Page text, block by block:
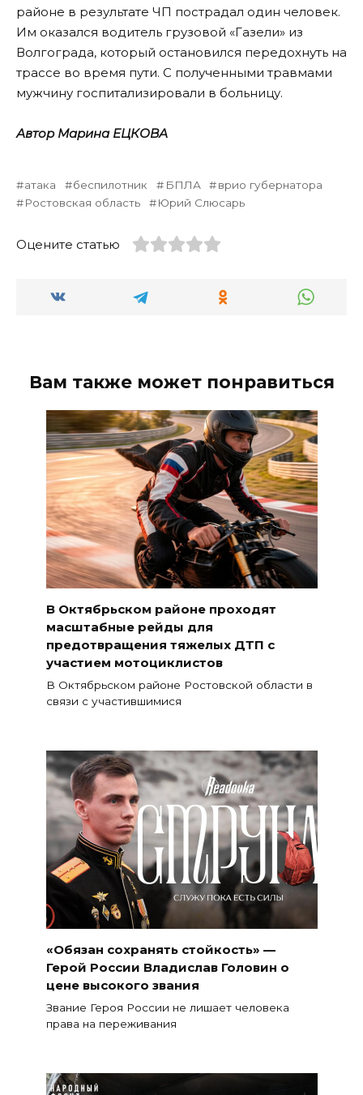
районе в результате ЧП пострадал один человек.
Им оказался водитель грузовой «Газели» из
Волгограда, который остановился передохнуть на
трассе во время пути. С полученными травмами
мужчину госпитализировали в больницу.
Автор Марина ЕЦКОВА
атака беспилотник БПЛА
врио губернатора
Ростовская область
Юрий Слюсарь
Оцените статью
Вам также может понравиться
В Октябрьском районе проходят
масштабные рейды для
предотвращения тяжелых ДТП с
участием мотоциклистов
В Октябрьском районе Ростовской области в
связи с участившимися
«Обязан сохранять стойкость» —
Герой России Владислав Головин о
цене высокого звания
Звание Героя России не лишает человека
права на переживания